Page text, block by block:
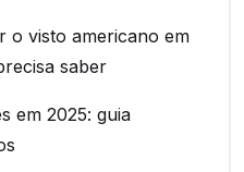
o visto americano em
saber
em 2025: guia